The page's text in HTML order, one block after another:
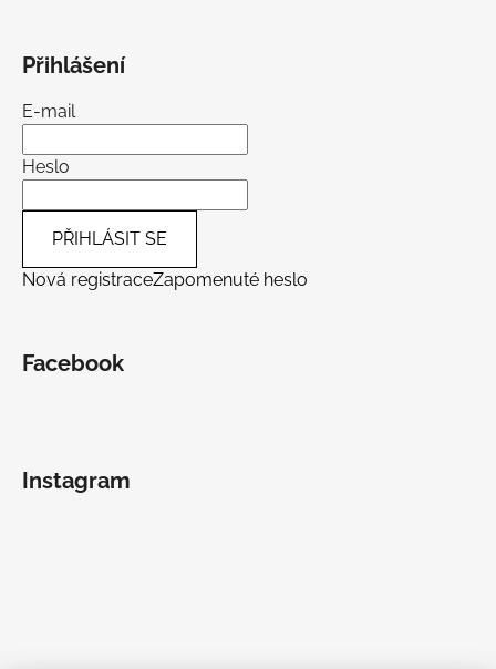
Přihlášení
E-mail
Heslo
PŘIHLÁSIT SE
Nová registraceZapomenuté heslo
Facebook
Instagram